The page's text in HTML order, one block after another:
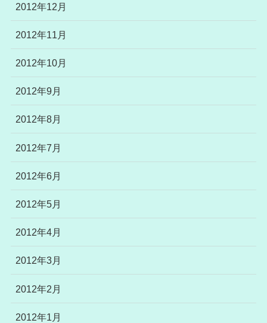
2012年12月
2012年11月
2012年10月
2012年9月
2012年8月
2012年7月
2012年6月
2012年5月
2012年4月
2012年3月
2012年2月
2012年1月